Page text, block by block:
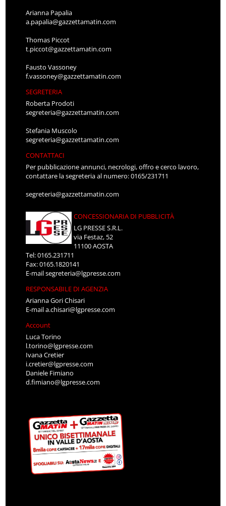
Arianna Papalia
a.papalia@gazzettamatin.com
Thomas Piccot
t.piccot@gazzettamatin.com
Fausto Vassoney
f.vassoney@gazzettamatin.com
SEGRETERIA
Roberta Prodoti
segreteria@gazzettamatin.com
Stefania Muscolo
segreteria@gazzettamatin.com
CONTATTACI
Per pubblicazione annunci, necrologi, offro e cerco lavoro,
contattare la segreteria al numero: 0165/231711
segreteria@gazzettamatin.com
CONCESSIONARIA DI PUBBLICITÀ
LG PRESSE S.R.L.
via Festaz, 52
11100 AOSTA
Tel: 0165.231711
Fax: 0165.1820141
E-mailsegreteria@lgpresse.com
RESPONSABILE DI AGENZIA
Arianna Gori Chisari
E-maila.chisari@lgpresse.com
Account
Luca Torino
l.torino@lgpresse.com
Ivana Cretier
i.cretier@lgpresse.com
Daniele Fimiano
d.fimiano@lgpresse.com